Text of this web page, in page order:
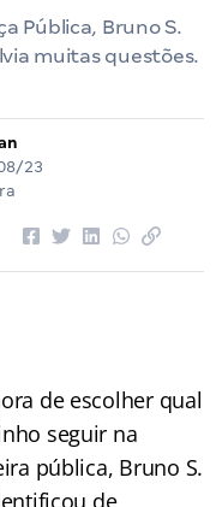
Pública, Bruno S.
muitas questões.
23
de escolher qual
seguir na
pública, Bruno S.
de